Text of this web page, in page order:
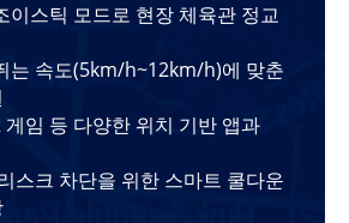
이스틱 모드로 현장 체육관 정교
는 속도(5km/h~12km/h)에 맞춘
게임 등 다양한 위치 기반 앱과
스크 차단을 위한 스마트 쿨다운